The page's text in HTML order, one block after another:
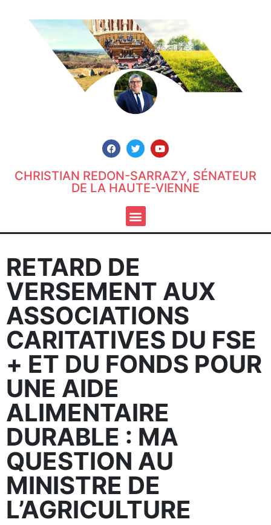
CHRISTIAN REDON-SARRAZY, SÉNATEUR
DE LA HAUTE-VIENNE
RETARD DE
VERSEMENT AUX
ASSOCIATIONS
CARITATIVES DU FSE
+ ET DU FONDS POUR
UNE AIDE
ALIMENTAIRE
DURABLE : MA
QUESTION AU
MINISTRE DE
L’AGRICULTURE